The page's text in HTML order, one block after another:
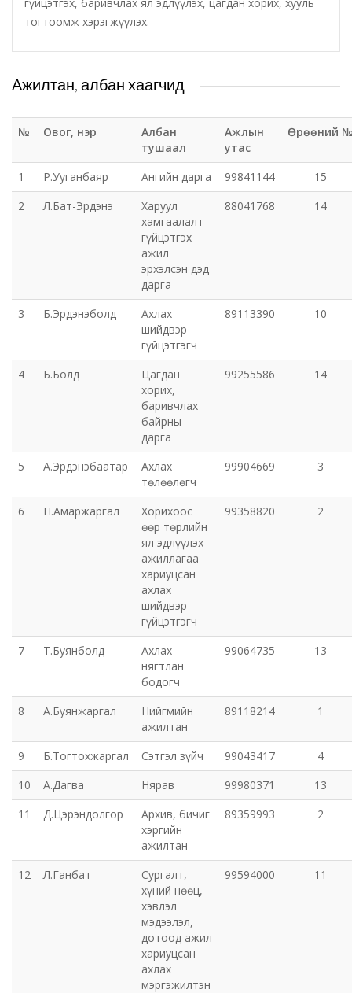
Улсын бүртгэлийн хэлтэс
Ус цаг уур, орчны шинжилгээний төв
Хүүхэд, гэр бүлийн хөгжил, хамгааллын газар
Цагдаагийн газар
Шүүх шинжилгээний хэлтэс
Шүүхийн шийдвэр гүйцэтгэх газар-437 дугаар
Эрүүл мэндийн газар
Авто тээврийн төв
Хүнс, хөдөө аж ахуйн газар
Баян-Өндөр сумын ЗДТГ
Жаргалант сумын ЗДТГ
Орхон аймгийн Иргэний хэргийн давж заалдах
шатны шүүх
Орхон аймгийн Эрүүгийн хэргийн давж заалдах
шатны шүүх
шатны шүүх
Орхон аймаг дахь Сум дундын эрүүгийн хэргийн
анхан шатны шүүх
Хүүхэд залуучуудын театр
Цэцэрлэгжүүлэлт ногоон байгууламжийн газар
Эрдэнэтийн ДЦС ТӨХК
Сум дундын ойн анги
тогтоомж хэрэгжүүлэх.
Ажилтан, албан хаагчид
№ Овог, нэр
Албан
тушаал
Ажлын
утас
Өрөөний №
1 Р.Ууганбаяр Ангийн дарга 99841144
15
2
Л.Бат-Эрдэнэ
Харуул
хамгаалалт
гүйцэтгэх
ажил
эрхэлсэн дэд
дарга
88041768 14
3 Б.Эрдэнэболд
Ахлах
шийдвэр
гүйцэтгэгч
89113390 10
4 Б.Болд
Цагдан
хорих,
баривчлах
байрны
дарга
99255586 14
5 А.Эрдэнэбаатар
Ахлах
төлөөлөгч
99904669 3
6 Н.Амаржаргал
Хорихоос
өөр төрлийн
ял эдлүүлэх
ажиллагаа
хариуцсан
ахлах
шийдвэр
гүйцэтгэгч
99358820 2
7 Т.Буянболд
Ахлах
нягтлан
бодогч
99064735 13
8 А.Буянжаргал
Нийгмийн
ажилтан
89118214 1
9 Б.Тогтохжаргал Сэтгэл зүйч 99043417
4
10
А.Дагва Нярав 99980371
13
11
Д.Цэрэндолгор
Архив, бичиг
хэргийн
ажилтан
89359993 2
12 Л.Ганбат
Сургалт,
хүний нөөц,
хэвлэл
мэдээлэл,
дотоод ажил
хариуцсан
ахлах
мэргэжилтэн
99594000 11